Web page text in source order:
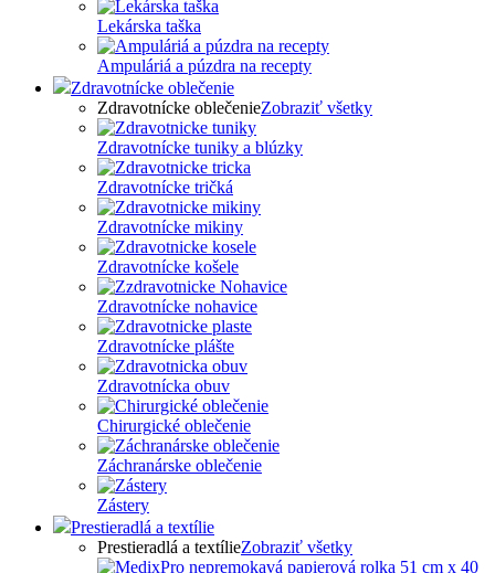
Lekárska taška
Ampuláriá a púzdra na recepty
Zdravotnícke oblečenie
Zdravotnícke oblečenieZobraziť všetky
Zdravotnícke tuniky a blúzky
Zdravotnícke tričká
Zdravotnícke mikiny
Zdravotnícke košele
Zdravotnícke nohavice
Zdravotnícke plášte
Zdravotnícka obuv
Chirurgické oblečenie
Záchranárske oblečenie
Zástery
Prestieradlá a textílie
Prestieradlá a textílieZobraziť všetky